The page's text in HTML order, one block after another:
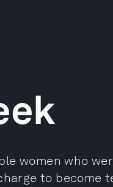
women who
to become